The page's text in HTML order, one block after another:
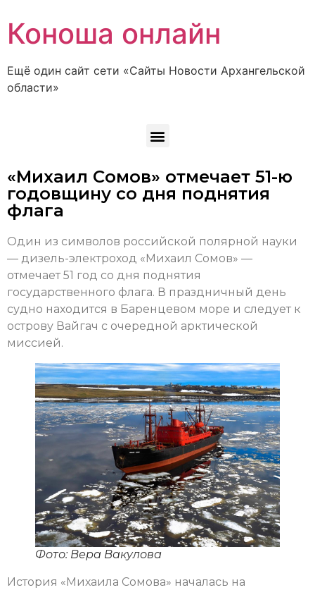
Коноша онлайн
Ещё один сайт сети «Сайты Новости Архангельской
области»
«Михаил Сомов» отмечает 51-ю
годовщину со дня поднятия
флага
Один из символов российской полярной науки
— дизель-электроход «Михаил Сомов» —
отмечает 51 год со дня поднятия
государственного флага. В праздничный день
судно находится в Баренцевом море и следует к
острову Вайгач с очередной арктической
миссией.
Фото: Вера Вакулова
История «Михаила Сомова» началась на